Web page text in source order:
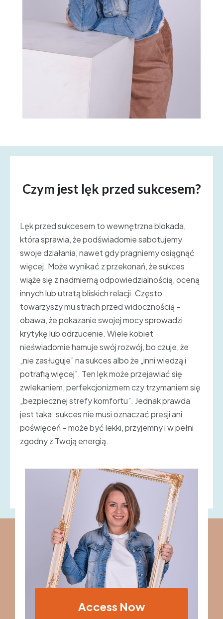
Czym jest lęk przed sukcesem?
Lęk przed sukcesem to wewnętrzna blokada,
która sprawia, że podświadomie sabotujemy
swoje działania, nawet gdy pragniemy osiągnąć
więcej. Może wynikać z przekonań, że sukces
wiąże się z nadmierną odpowiedzialnością, oceną
innych lub utratą bliskich relacji. Często
towarzyszy mu strach przed widocznością –
obawa, że pokazanie swojej mocy sprowadzi
krytykę lub odrzucenie. Wiele kobiet
nieświadomie hamuje swój rozwój, bo czuje, że
„nie zasługuje” na sukces albo że „inni wiedzą i
potrafią więcej”. Ten lęk może przejawiać się
zwlekaniem, perfekcjonizmem czy trzymaniem się
„bezpiecznej strefy komfortu”. Jednak prawda
jest taka: sukces nie musi oznaczać presji ani
poświęceń – może być lekki, przyjemny i w pełni
zgodny z Twoją energią.
Access Now